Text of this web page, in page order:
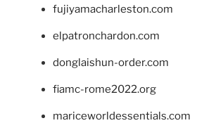
fujiyamacharleston.com
elpatronchardon.com
donglaishun-order.com
fiamc-rome2022.org
mariceworldessentials.com